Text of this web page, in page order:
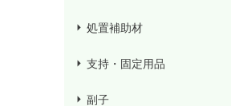
処置補助材
支持・固定用品
副子